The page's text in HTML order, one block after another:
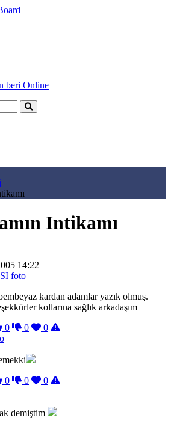
beri Online
Intikamı
14:22
kardan adamlar yazık olmuş.
kollarına sağlık arkadaşım
0 0
0
0 0
0
demiştim